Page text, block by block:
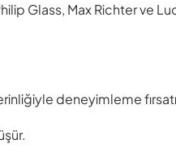
Glass, Max Richter ve
deneyimleme